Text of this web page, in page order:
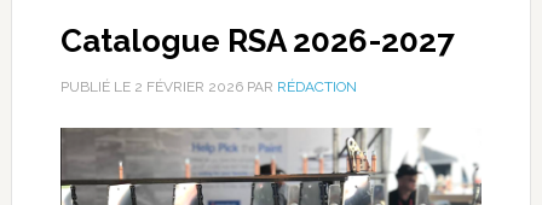
Catalogue RSA 2026-2027
PUBLIÉ LE 2 FÉVRIER 2026PAR RÉDACTION